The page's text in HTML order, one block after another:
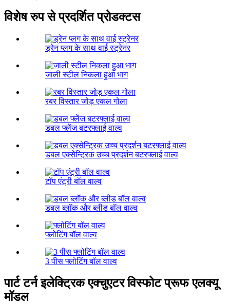
विशेष रुप से प्रदर्शित प्रोडक्टस
ड्रेन प्लग के साथ वाई स्ट्रेनर
जाली स्टील निकला हुआ भाग
रबर विस्तार जोड़ एकल गोला
डबल फ्लेंज बटरफ्लाई वाल्व
डबल एक्सेन्ट्रिक उच्च प्रदर्शन बटरफ्लाई वाल्व
टॉप एंट्री बॉल वाल्व
डबल ब्लॉक और ब्लीड बॉल वाल्व
फ्लोटिंग बॉल वाल्व
3 पीस फ्लोटिंग बॉल वाल्व
पार्ट टर्न इलेक्ट्रिक एक्चुएटर विस्फोट प्रूफ एलक्यू
मॉडल